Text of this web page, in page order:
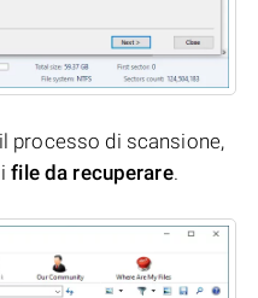
processo di scansione,
ifile da recuperare.